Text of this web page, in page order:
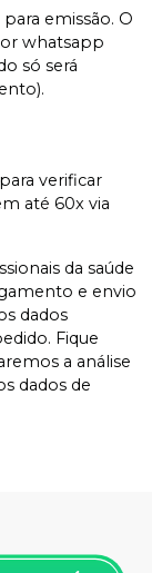
emissão. O
whatsapp
só será
verificar
até 60x via
da saúde
e envio
dados
Fique
a análise
dados de